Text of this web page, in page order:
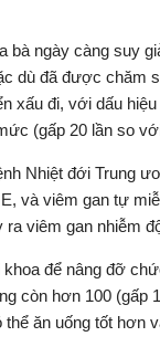
bà ngày càng suy
dù đã được chăm
xấu đi, với dấu
(gấp 20 lần so
Nhiệt đới Trung
và viêm gan tự
viêm gan nhiễm
để nâng đỡ
còn hơn 100 (gấp
thể ăn uống tốt